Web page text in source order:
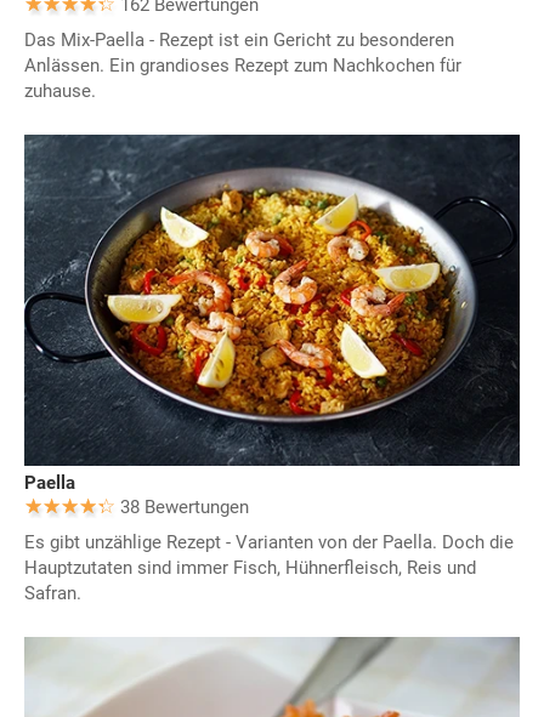
162 Bewertungen
Das Mix-Paella - Rezept ist ein Gericht zu besonderen
Anlässen. Ein grandioses Rezept zum Nachkochen für
zuhause.
Paella
38 Bewertungen
Es gibt unzählige Rezept - Varianten von der Paella. Doch die
Hauptzutaten sind immer Fisch, Hühnerfleisch, Reis und
Safran.